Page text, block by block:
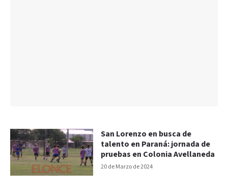
20 de Marzo de 2024
San Lorenzo en busca de
talento en Paraná: jornada de
pruebas en Colonia Avellaneda